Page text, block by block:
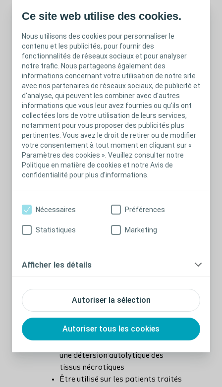
Ce site web utilise des cookies.
Nous utilisons des cookies pour personnaliser le
contenu et les publicités, pour fournir des
fonctionnalités de réseaux sociaux et pour analyser
notre trafic. Nous partageons également des
informations concernant votre utilisation de notre site
avec nos partenaires de réseaux sociaux, de publicité et
d'analyse, qui peuvent les combiner avec d'autres
informations que vous leur avez fournies ou qu'ils ont
collectées lors de votre utilisation de leurs services,
notamment pour vous proposer des publicités plus
pertinentes. Vous avez le droit de retirer ou de modifier
votre consentement à tout moment en cliquant sur «
Paramètres des cookies ». Veuillez consulter notre
Politique en matière de cookies et notre Avis de
confidentialité pour plus d'informations.
Autoriser la sélection
Autoriser tous les cookies
Nécessaires Préférences
Statistiques Marketing
Afficher les détails
utilisé sur les patients souffrant
d'infection locale ou systémique, à
l'appréciation du professionnel de santé.
Informations, avertissements &
mises en garde
Peut rester en place jusqu'à 7
l'état du pansement et le type de
douche
et formes
Réduit l'odeur émanant de la plaie
une détersion autolytique des
tissus nécrotiques
Être utilisé sur les patients traités